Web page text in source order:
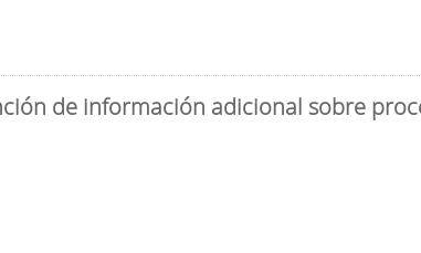
de información adicional sobre